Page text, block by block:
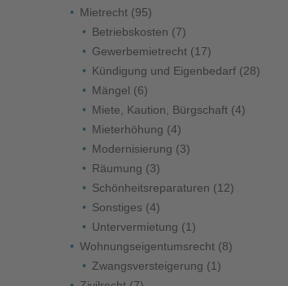
Mietrecht(95)
Betriebskosten (7)
Gewerbemietrecht(17)
Kündigung und Eigenbedarf(28)
Mängel (6)
Miete, Kaution, Bürgschaft(4)
Mieterhöhung (4)
Modernisierung (3)
Räumung (3)
Schönheitsreparaturen (12)
Sonstiges (4)
Untervermietung (1)
Wohnungseigentumsrecht(8)
Zwangsversteigerung (1)